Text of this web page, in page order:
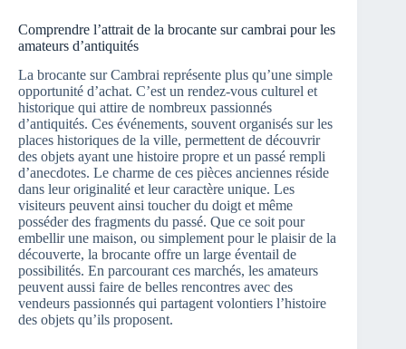
Comprendre l’attrait de la brocante sur cambrai pour les
amateurs d’antiquités
La brocante sur Cambrai représente plus qu’une simple
opportunité d’achat. C’est un rendez-vous culturel et
historique qui attire de nombreux passionnés
d’antiquités. Ces événements, souvent organisés sur les
places historiques de la ville, permettent de découvrir
des objets ayant une histoire propre et un passé rempli
d’anecdotes. Le charme de ces pièces anciennes réside
dans leur originalité et leur caractère unique. Les
visiteurs peuvent ainsi toucher du doigt et même
posséder des fragments du passé. Que ce soit pour
embellir une maison, ou simplement pour le plaisir de la
découverte, la brocante offre un large éventail de
possibilités. En parcourant ces marchés, les amateurs
peuvent aussi faire de belles rencontres avec des
vendeurs passionnés qui partagent volontiers l’histoire
des objets qu’ils proposent.